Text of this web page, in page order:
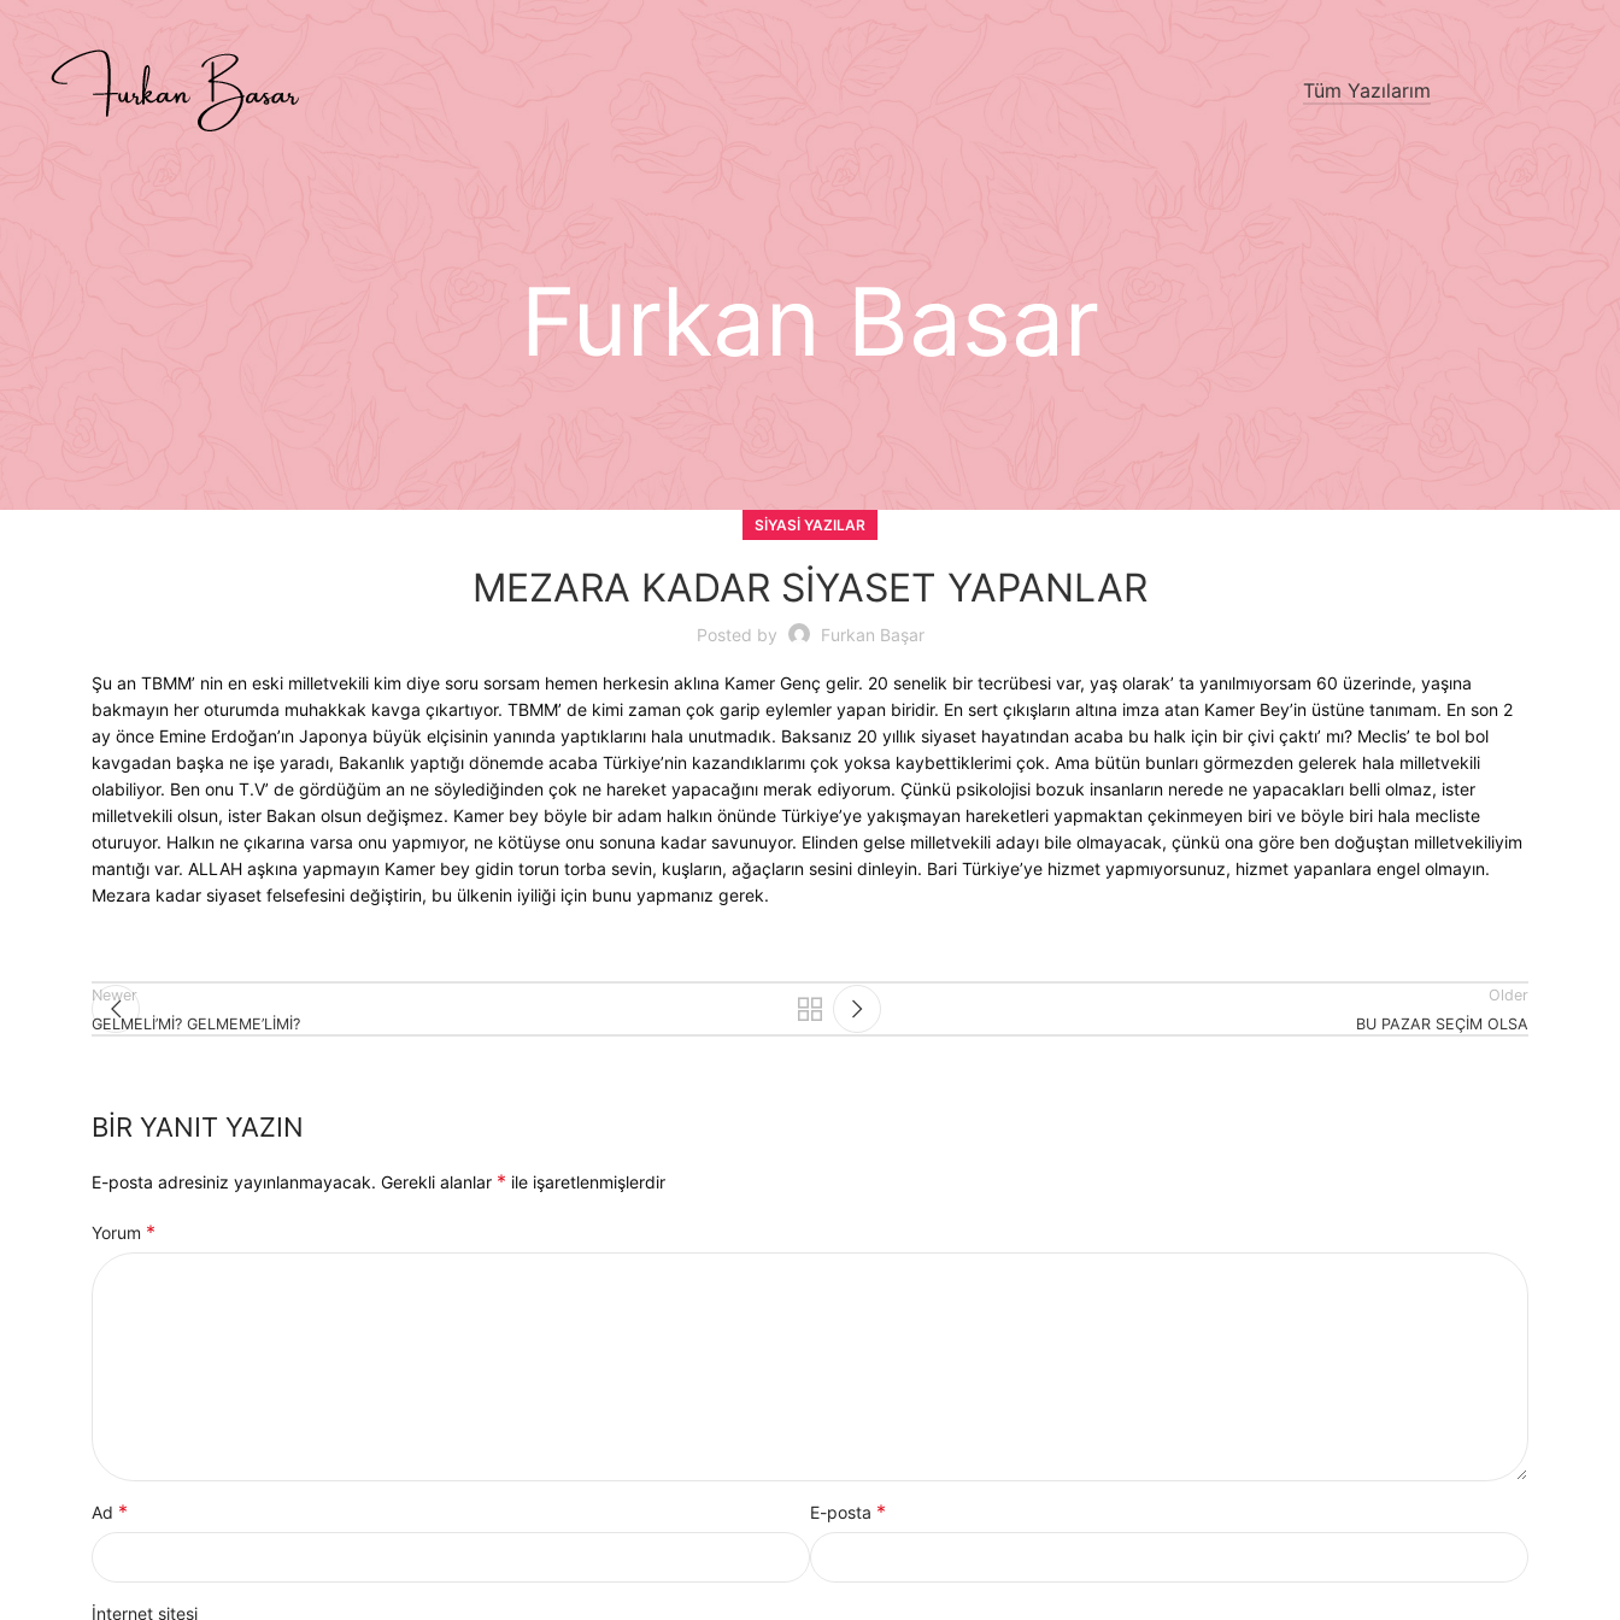
Tüm Yazılarım
Furkan Basar
SIYASI YAZILAR
MEZARA KADAR SİYASET YAPANLAR
Posted by Furkan Başar
Şu an TBMM’ nin en eski milletvekili kim diye soru sorsam hemen herkesin aklına Kamer Genç gelir. 20 senelik bir tecrübesi var, yaş olarak’ ta yanılmıyorsam 60 üzerinde, yaşına
bakmayın her oturumda muhakkak kavga çıkartıyor. TBMM’ de kimi zaman çok garip eylemler yapan biridir. En sert çıkışların altına imza atan Kamer Bey’in üstüne tanımam. En son 2
ay önce Emine Erdoğan’ın Japonya büyük elçisinin yanında yaptıklarını hala unutmadık. Baksanız 20 yıllık siyaset hayatından acaba bu halk için bir çivi çaktı’ mı? Meclis’ te bol bol
kavgadan başka ne işe yaradı, Bakanlık yaptığı dönemde acaba Türkiye’nin kazandıklarımı çok yoksa kaybettiklerimi çok. Ama bütün bunları görmezden gelerek hala milletvekili
olabiliyor. Ben onu T.V’ de gördüğüm an ne söylediğinden çok ne hareket yapacağını merak ediyorum. Çünkü psikolojisi bozuk insanların nerede ne yapacakları belli olmaz, ister
milletvekili olsun, ister Bakan olsun değişmez. Kamer bey böyle bir adam halkın önünde Türkiye’ye yakışmayan hareketleri yapmaktan çekinmeyen biri ve böyle biri hala mecliste
oturuyor. Halkın ne çıkarına varsa onu yapmıyor, ne kötüyse onu sonuna kadar savunuyor. Elinden gelse milletvekili adayı bile olmayacak, çünkü ona göre ben doğuştan milletvekiliyim
mantığı var. ALLAH aşkına yapmayın Kamer bey gidin torun torba sevin, kuşların, ağaçların sesini dinleyin. Bari Türkiye’ye hizmet yapmıyorsunuz, hizmet yapanlara engel olmayın.
Mezara kadar siyaset felsefesini değiştirin, bu ülkenin iyiliği için bunu yapmanız gerek.
Newer
GELMELİ’Mİ? GELMEME’LİMİ?
Older
BU PAZAR SEÇİM OLSA
BIR YANIT YAZIN
E-posta adresiniz yayınlanmayacak. Gerekli alanlar * ile işaretlenmişlerdir
Yorum *
Ad * E-posta *
İnternet sitesi